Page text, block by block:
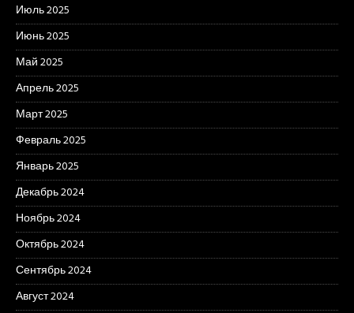
Июль 2025
Июнь 2025
Май 2025
Апрель 2025
Март 2025
Февраль 2025
Январь 2025
Декабрь 2024
Ноябрь 2024
Октябрь 2024
Сентябрь 2024
Август 2024